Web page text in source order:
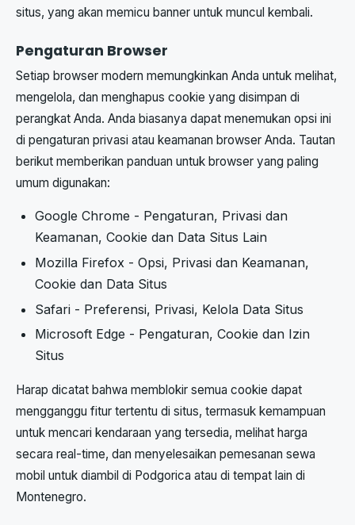
situs, yang akan memicu banner untuk muncul kembali.
Pengaturan Browser
Setiap browser modern memungkinkan Anda untuk melihat,
mengelola, dan menghapus cookie yang disimpan di
perangkat Anda. Anda biasanya dapat menemukan opsi ini
di pengaturan privasi atau keamanan browser Anda. Tautan
berikut memberikan panduan untuk browser yang paling
umum digunakan:
Google Chrome - Pengaturan, Privasi dan
Keamanan, Cookie dan Data Situs Lain
Mozilla Firefox - Opsi, Privasi dan Keamanan,
Cookie dan Data Situs
Safari - Preferensi, Privasi, Kelola Data Situs
Microsoft Edge - Pengaturan, Cookie dan Izin
Situs
Harap dicatat bahwa memblokir semua cookie dapat
mengganggu fitur tertentu di situs, termasuk kemampuan
untuk mencari kendaraan yang tersedia, melihat harga
secara real-time, dan menyelesaikan pemesanan sewa
mobil untuk diambil di Podgorica atau di tempat lain di
Montenegro.